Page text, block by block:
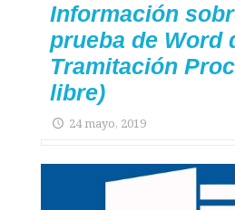
Información
prueba de Word
Tramitación
libre)
24 mayo, 2019